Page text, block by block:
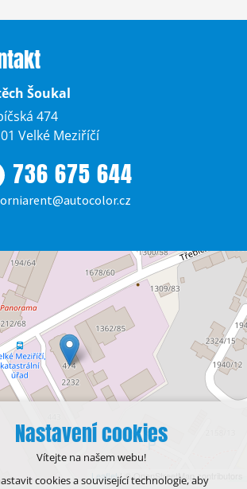
Šoukal
474
Velké Meziříčí
736 675 644
Leaflet | © OpenStreetMap contributors
Nastavení cookies
Vítejte na našem webu!
cookies a související technologie, aby